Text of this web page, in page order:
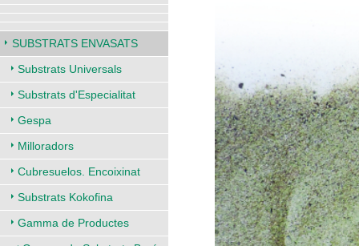
SUBSTRATS ENVASATS
Substrats Universals
Substrats d'Especialitat
Gespa
Milloradors
Cubresuelos. Encoixinat
Substrats Kokofina
Gamma de Productes